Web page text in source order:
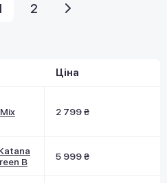
2
Ціна
2 799 ₴
B
5 999 ₴